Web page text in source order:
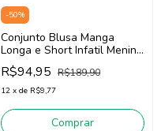
-50%
Conjunto Blusa Manga
Longa e Short Infatil Menina
Mon Sucré 138020112
(Laranja/Off White)
R$94,95 R$189,90
12 x de R$9,77
Comprar